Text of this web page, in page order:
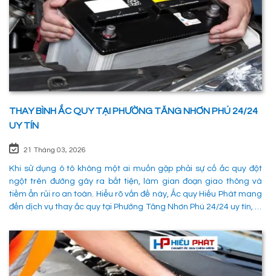
THAY BÌNH ẮC QUY TẠI PHƯỜNG TĂNG NHƠN PHÚ 24/24
UY TÍN
21 Tháng 03, 2026
Khi sử dụng ô tô không một ai muốn gặp phải sự cố ắc quy đột
ngột trên đường gây ra bất tiện, làm gian đoạn giao thông và
tiềm ẩn rủi ro an toàn. Hiểu rõ vấn đề này, Ắc quy Hiếu Phát mang
đến dịch vụ thay ắc quy tại Phường Tăng Nhơn Phú 24/24 uy tín, là
bảo an toàn cho các phường tiện và tiết kiệm thời gian cho người
sử dụng. 1. Các phương pháp khắc phục sự cố khi ắc quy hỏng tại
Phường Tăng Nhơn Phú Quận 9 Khi xe không thể khởi động do vấn
đề về điện, có rất nhiều ng